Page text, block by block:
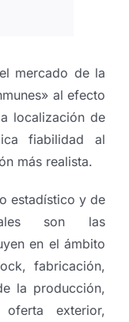
mercado de la
al efecto
localización de
fiabilidad al
más realista.
estadístico y de
son las
en el ámbito
fabricación,
la producción,
exterior,